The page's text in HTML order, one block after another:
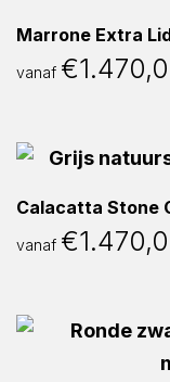
Marrone Extra
vanaf €
Calacatta Stone
vanaf €